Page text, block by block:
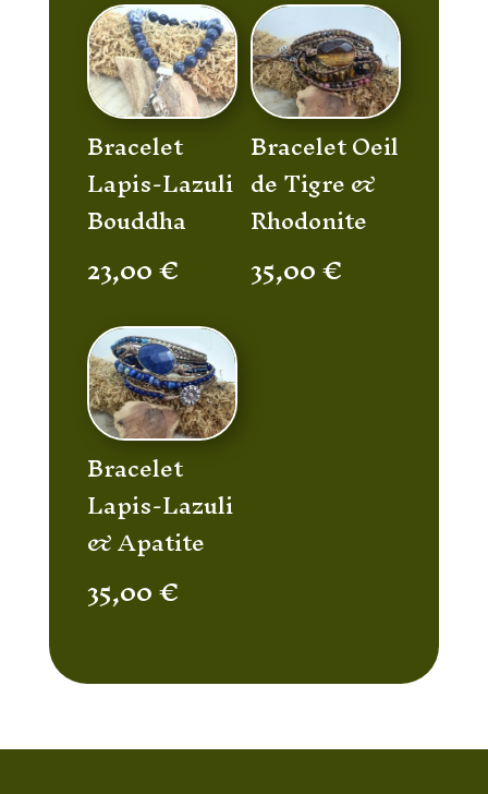
Bracelet
Lapis-Lazuli
Bouddha
23,00€
Bracelet Oeil
de Tigre &
Rhodonite
35,00€
Bracelet
Lapis-Lazuli
& Apatite
35,00€